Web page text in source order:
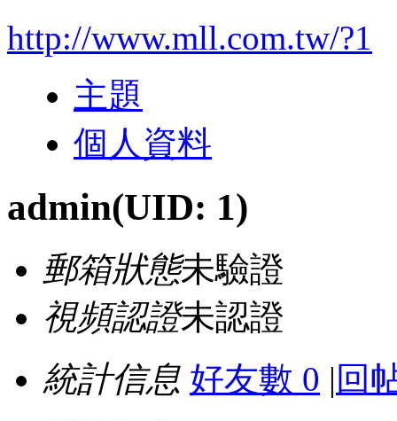
http://www.mll.com.tw/?1
主題
個人資料
admin(UID: 1)
郵箱狀態未驗證
視頻認證未認證
統計信息 好友數 0 | 回